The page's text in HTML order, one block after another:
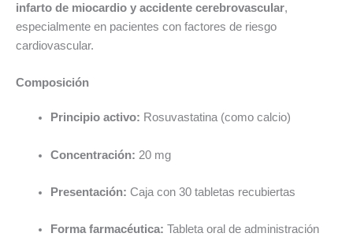
infarto de miocardio y accidente cerebrovascular,
especialmente en pacientes con factores de riesgo
cardiovascular.
Composición
Principio activo: Rosuvastatina (como calcio)
Concentración: 20 mg
Presentación: Caja con 30 tabletas recubiertas
Forma farmacéutica: Tableta oral de administración